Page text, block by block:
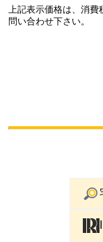
上記表示価格は、消費
問い合わせ下さい。